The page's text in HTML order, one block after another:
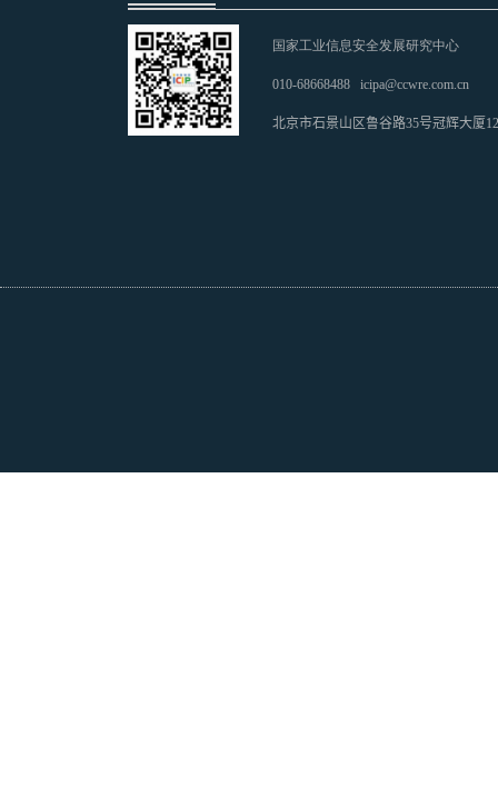
国家工业信息安全发展研究中心
010-68668488 icipa@ccwre.com.cn
北京市石景山区鲁谷路35号冠辉大厦